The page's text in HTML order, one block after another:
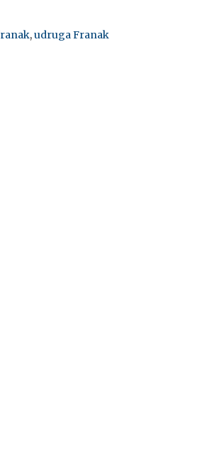
,udruga Franak